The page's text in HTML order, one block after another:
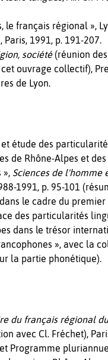
le français régional »,
Paris, 1991, p. 191-207.
société(réunion
ouvrage collectif),
de Lyon.
étude des
de Rhône-Alpes et
», Sciences de l'homme
1991, p. 95-101
le cadre du premier
des particularités
dans le trésor
», avec la
la partie phonétique).
du français régional
avec Cl. Fréchet),
Programme